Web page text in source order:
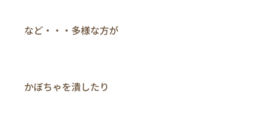
など・・・多様な方が
かぼちゃを潰したり